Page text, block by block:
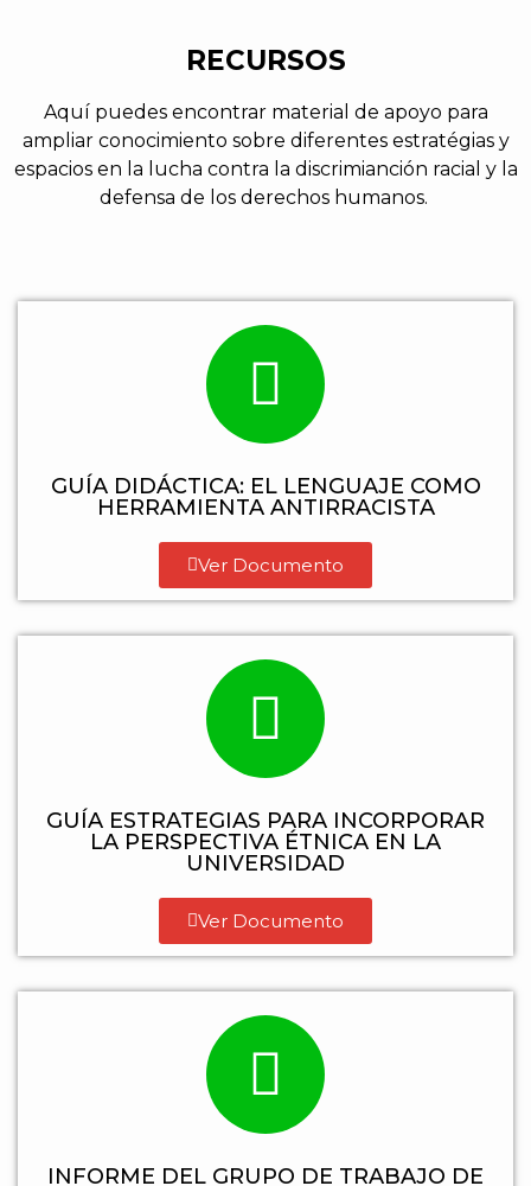
RECURSOS
Aquí puedes encontrar material de apoyo para
ampliar conocimiento sobre diferentes estratégias y
espacios en la lucha contra la discrimianción racial y la
defensa de los derechos humanos.
GUÍA DIDÁCTICA: EL LENGUAJE COMO
HERRAMIENTA ANTIRRACISTA
Ver Documento
GUÍA ESTRATEGIAS PARA INCORPORAR
LA PERSPECTIVA ÉTNICA EN LA
UNIVERSIDAD
Ver Documento
INFORME DEL GRUPO DE TRABAJO DE